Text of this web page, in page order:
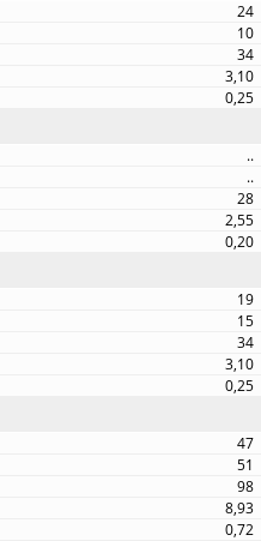
24
10
34
3,10
0,25
..
..
28
2,55
0,20
19
15
34
3,10
0,25
47
51
98
8,93
0,72